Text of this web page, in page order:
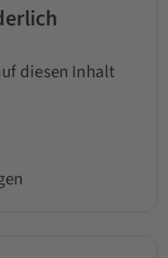
diesen Inhalt